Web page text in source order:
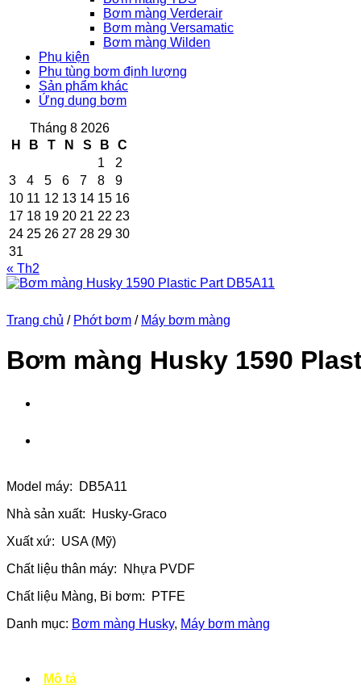
Bơm màng Verderair
Bơm màng Versamatic
Bơm màng Wilden
Phụ kiện
Phụ tùng bơm định lượng
Sản phẩm khác
Ứng dụng bơm
Tháng 8 2026
H
B T N S B
C
1
2
3
4 5 6 7 8
9
10 11 12 13 14 15 16
17 18 19 20 21 22 23
24 25 26 27 28 29 30
31
« Th2
Trang chủ / Phớt bơm / Máy bơm màng
Bơm màng Husky 1590
Model máy: DB5A11
Nhà sản xuất: Husky-Graco
Xuất xứ: USA (Mỹ)
Chất liệu thân máy: Nhựa PVDF
Chất liệu Màng, Bi bơm: PTFE
Danh mục: Bơm màng Husky, Máy bơm màng
Mô tả